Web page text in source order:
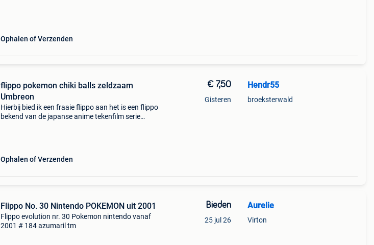
Ophalen of Verzenden
flippo pokemon chiki balls zeldzaam
Umbreon
Hierbij bied ik een fraaie flippo aan het is een flippo
bekend van de japanse anime tekenfilm serie
Ophalen of Verzenden
€ 7,50
Gisteren
Hendr55
broeksterwald
Flippo No. 30 Nintendo POKEMON uit 2001
Flippo evolution nr. 30 Pokemon nintendo vanaf
2001 # 184 azumaril tm
Bieden
25 jul 26
Aurelie
Virton